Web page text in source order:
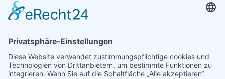
Best of Karaoke – Roy Black – Playbacks – Absolute Rarität
World-of-Karaoke – Midifiles kaufen – Ich baue Dein
Playbackshop – Erstellung eines Wunschmidifile bis 3.5
Minuten
10 Spanische All-TIME Sommerhits als Karaoke-Playbacks –
Absolute Klassiker